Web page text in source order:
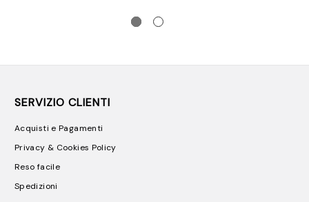
SERVIZIO CLIENTI
Acquisti e Pagamenti
Privacy & Cookies Policy
Reso facile
Spedizioni